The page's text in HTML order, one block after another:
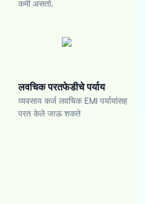
कमी असतो.
लवचिक परतफेडीचे पर्याय
व्यवसाय कर्ज लवचिक EMI पर्यायांसह
परत केले जाऊ शकते